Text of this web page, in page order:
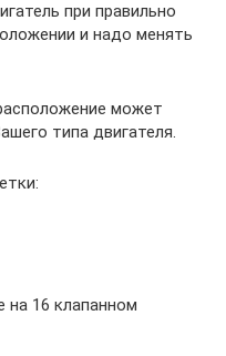
при правильно
и надо менять
может
типа двигателя.
на 16 клапанном